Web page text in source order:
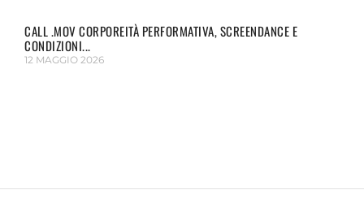
CALL .MOV CORPOREITÀ PERFORMATIVA, SCREENDANCE E
CONDIZIONI...
12 MAGGIO 2026